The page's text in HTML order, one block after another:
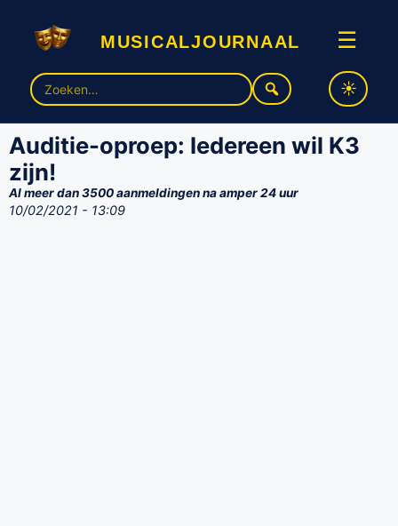
musicaljournaal ☰
Zoek
naar:
Auditie-oproep: Iedereen wil K3
zijn!
Al meer dan 3500 aanmeldingen na amper 24 uur
10/02/2021 - 13:09